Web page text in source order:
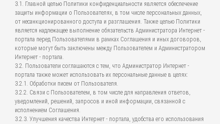
3.1. Главной целью Политики конфиденциальности является обеспечение
защиты информации о Пользователях, в том числе персональных данных,
от несанкционированного доступа и разглашения. Также целью Политики
является надлежащее выполнение обязательств Администратора Интернет -
портала перед Пользователями в рамках Соглашения и иных договоров,
которые могут быть заключены между Пользователем и Администратором
Интернет - портала.
3.2. Пользователи соглашаются с тем, что Администратор Интернет -
портала также может использовать их персональные данные в целях:
3.2.1. Обработки писем от Пользователя.
3.2.2. Связи с Пользователем, в том числе для направления ответов,
уведомлений, решений, запросов и иной информации, связанной с
исполнением Соглашения.
3.2.3. Улучшения качества Интернет - портала, удобства его использования